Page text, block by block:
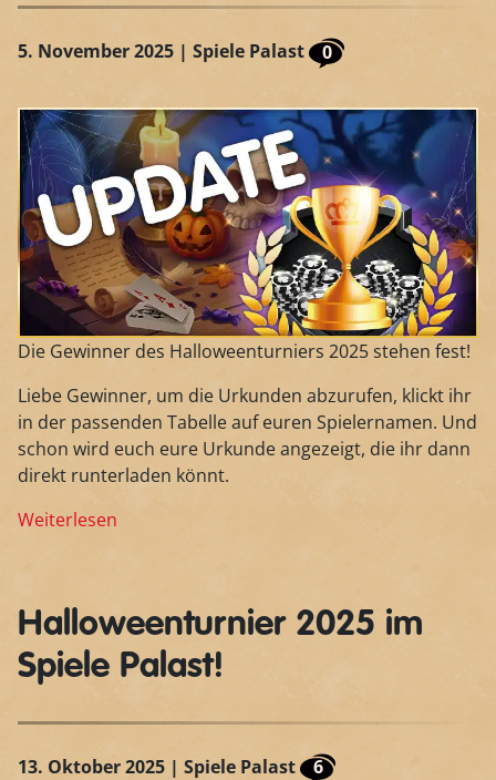
5. November 2025 | Spiele Palast 0
Die Gewinner des Halloweenturniers 2025 stehen fest!
Liebe Gewinner, um die Urkunden abzurufen, klickt ihr
in der passenden Tabelle auf euren Spielernamen. Und
schon wird euch eure Urkunde angezeigt, die ihr dann
direkt runterladen könnt.
Weiterlesen
Halloweenturnier 2025 im
Spiele Palast!
13. Oktober 2025 | Spiele Palast 6